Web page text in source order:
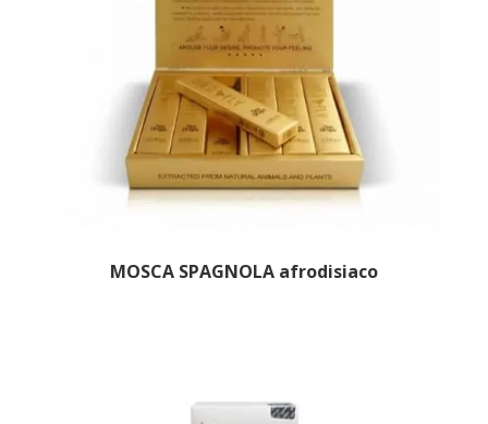
MOSCA SPAGNOLA afrodisiaco